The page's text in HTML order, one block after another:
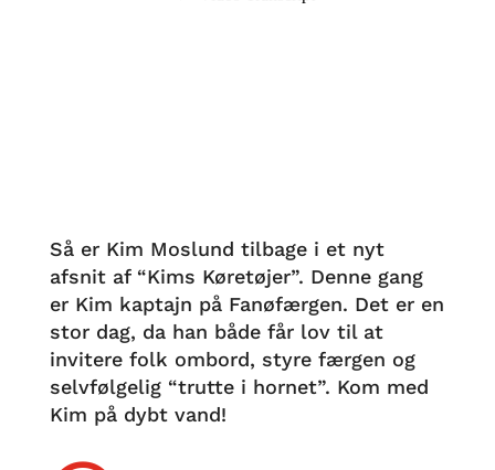
Så er Kim Moslund tilbage i et nyt
afsnit af “Kims Køretøjer”. Denne gang
er Kim kaptajn på Fanøfærgen. Det er en
stor dag, da han både får lov til at
invitere folk ombord, styre færgen og
selvfølgelig “trutte i hornet”. Kom med
Kim på dybt vand!